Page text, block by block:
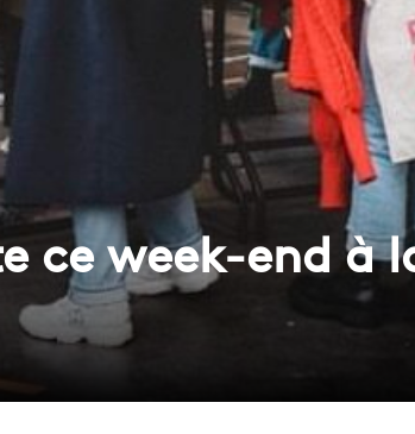
ce week-end à